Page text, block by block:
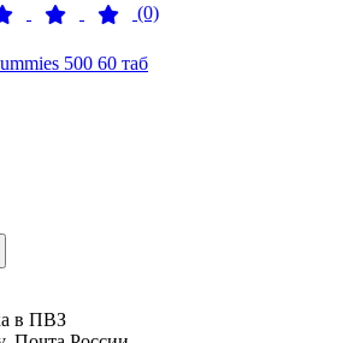
(0)
в ПВЗ